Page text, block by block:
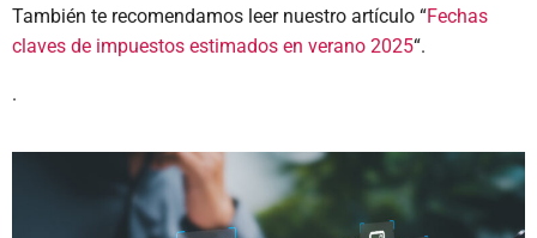
También te recomendamos leer nuestro artículo “Fechas
claves de impuestos estimados en verano 2025“.
.